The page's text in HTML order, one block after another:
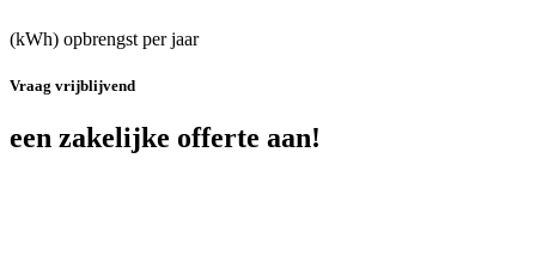
(kWh) opbrengst per jaar
Vraag vrijblijvend
een zakelijke offerte aan!